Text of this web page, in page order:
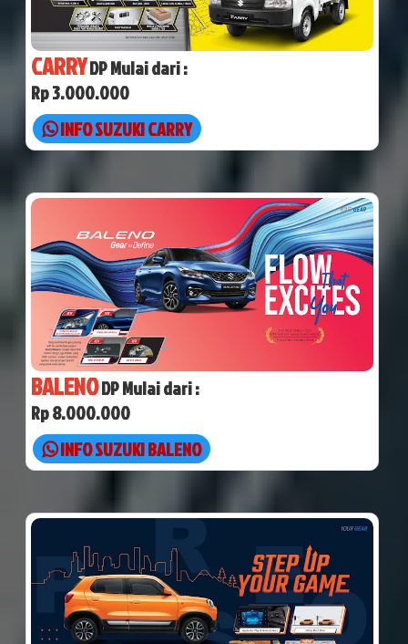
CARRYDP Mulai dari :
Rp 3.000.000
INFO SUZUKI CARRY
BALENODP Mulai dari :
Rp 8.000.000
INFO SUZUKI BALENO